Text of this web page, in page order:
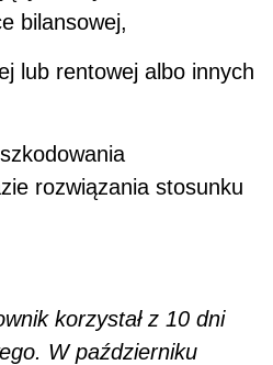
bilansowej,
lub rentowej albo innych
rozwiązania stosunku
korzystał z 10 dni
W październiku